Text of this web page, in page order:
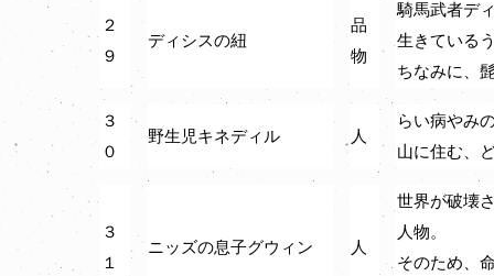
２
９
ディシスの紐
品
物
騎馬武者デ
生きている
ちなみに、
３
０
野生児キネディル 人
らい病やみ
山に住む、
３
１
ニッズの息子グウィン 人
世界が破壊
人物。
そのため、